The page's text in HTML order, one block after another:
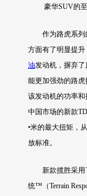
豪华SUV的
作为路虎系列
方面有了明显提
油发动机 ，摒弃
能更加强劲的路虎
该发动机的功率和
中国市场的新款
•米的最大扭矩，
放标准。
新款揽胜采用
统™（Terrain